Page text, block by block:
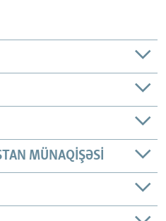
MÜNAQIŞƏSI